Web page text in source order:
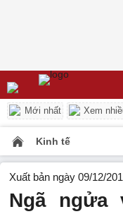
Mới nhất Xem
Kinh tế
Xuất bản ngày 09/12/
Ngã ngửa